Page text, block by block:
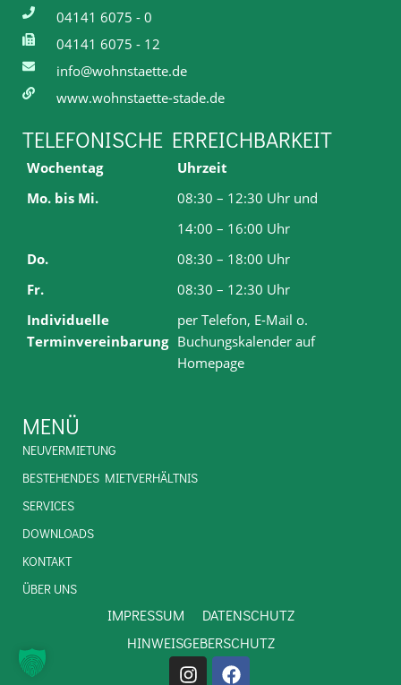
04141 6075 - 0
04141 6075 - 12
info@wohnstaette.de
www.wohnstaette-stade.de
TELEFONISCHE ERREICHBARKEIT
Wochentag
Uhrzeit
Mo. bis Mi.
08:30 – 12:30 Uhr und
14:00 – 16:00 Uhr
Do.
08:30 – 18:00 Uhr
Fr.
08:30 – 12:30 Uhr
Individuelle
Terminvereinbarung
per Telefon, E-Mail o.
Buchungskalender auf
Homepage
MENÜ
NEUVERMIETUNG
BESTEHENDES MIETVERHÄLTNIS
SERVICES
DOWNLOADS
KONTAKT
ÜBER UNS
IMPRESSUM
DATENSCHUTZ
HINWEISGEBERSCHUTZ